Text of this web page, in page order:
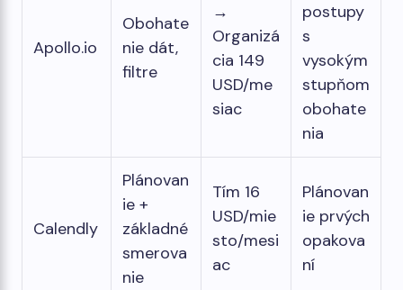
Apollo.io
Obohate
nie dát,
filtre
→
Organizá
cia 149
USD/me
siac
postupy
s
vysokým
stupňom
obohate
nia
Calendly
Plánovan
ie +
základné
smerova
nie
Tím 16
USD/mie
sto/mesi
ac
Plánovan
ie prvých
opakova
ní